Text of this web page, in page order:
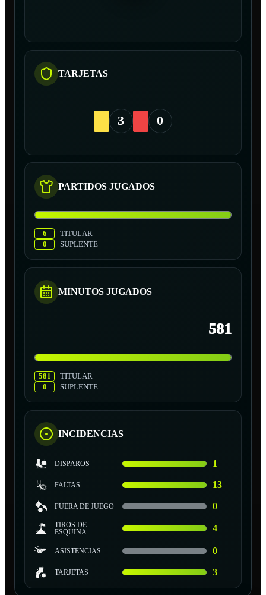
TARJETAS
3 0
PARTIDOS JUGADOS
6
TITULAR
0
SUPLENTE
MINUTOS JUGADOS
581
581
TITULAR
0
SUPLENTE
INCIDENCIAS
DISPAROS 1
FALTAS 13
FUERA DE JUEGO 0
TIROS DE
ESQUINA
4
ASISTENCIAS 0
TARJETAS 3